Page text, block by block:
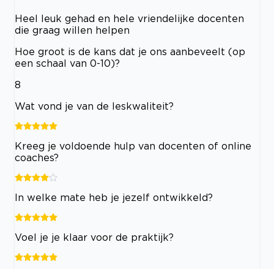
Heel leuk gehad en hele vriendelijke docenten
die graag willen helpen
Hoe groot is de kans dat je ons aanbeveelt (op
een schaal van 0-10)?
8
Wat vond je van de leskwaliteit?
Kreeg je voldoende hulp van docenten of online
coaches?
In welke mate heb je jezelf ontwikkeld?
Voel je je klaar voor de praktijk?